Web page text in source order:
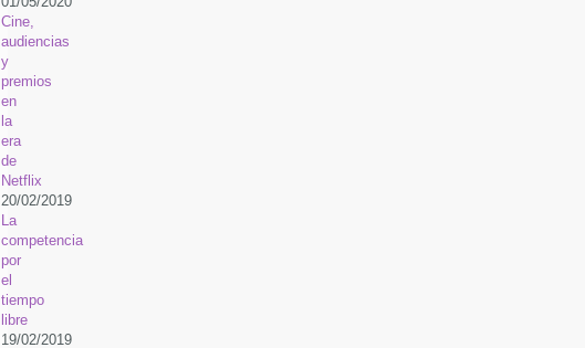
Cine,
audiencias
y
premios
en
la
era
de
Netflix
20/02/2019
La
competencia
por
el
tiempo
libre
19/02/2019